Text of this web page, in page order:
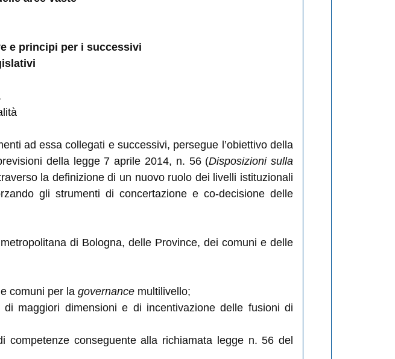
e principi per i successivi
ad essa collegati e successivi, persegue l’obiettivo della
della legge 7 aprile 2014, n. 56 (Disposizioni sulla
la definizione di un nuovo ruolo dei livelli istituzionali
gli strumenti di concertazione e co-decisione delle
di Bologna, delle Province, dei comuni e delle
comuni per la governancemultilivello;
maggiori dimensioni e di incentivazione delle fusioni di
conseguente alla richiamata legge n. 56 del